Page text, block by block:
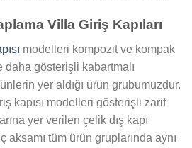
Villa Giriş Kapıları
modelleri kompozit ve kompak
daha gösterişli kabartmalı
yer aldığı ürün grubumuzdur.
kapısı modelleri gösterişli zarif
yer verilen çelik dış kapı
aksamı tüm ürün gruplarında aynı